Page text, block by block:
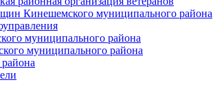
Кинешемского муниципального района
муниципального района
муниципального района